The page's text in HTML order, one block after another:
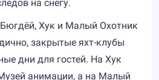
на снегу.
Хук и Малый Охотник
закрытые яхт-клубы
дни для гостей. На Хук
анимации, а на Малый